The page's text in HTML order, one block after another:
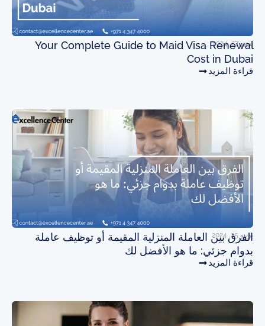
يونيو 27, 2024
Your Complete Guide to Maid Visa Renewal
Cost in Dubai
قراءة المزيد
يونيو 25, 2024
الفرق بين العاملة المنزلية المقيمة أو توظيف عاملة
بدوام جزئي: ما هو الأفضل لك
قراءة المزيد